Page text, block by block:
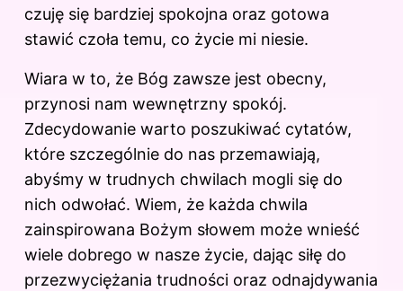
czuję się bardziej spokojna oraz gotowa
stawić czoła temu, co życie mi niesie.
Wiara w to, że Bóg zawsze jest obecny,
przynosi nam wewnętrzny spokój.
Zdecydowanie warto poszukiwać cytatów,
które szczególnie do nas przemawiają,
abyśmy w trudnych chwilach mogli się do
nich odwołać. Wiem, że każda chwila
zainspirowana Bożym słowem może wnieść
wiele dobrego w nasze życie, dając siłę do
przezwyciężania trudności oraz odnajdywania